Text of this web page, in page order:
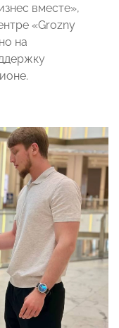
вместе»,
«Grozny
на